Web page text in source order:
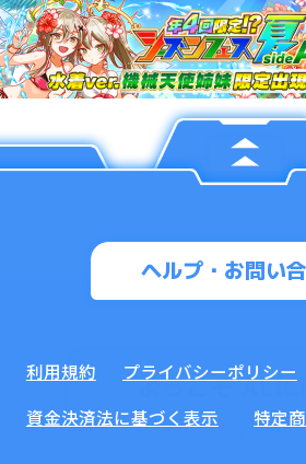
ようこそ
ヘルプ・お問い
利用規約 プライバシーポリシー
資金決済法に基づく表示
特定